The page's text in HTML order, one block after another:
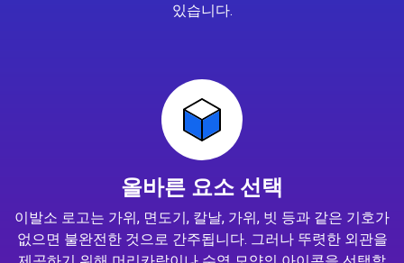
있습니다.
올바른 요소 선택
이발소 로고는 가위, 면도기, 칼날, 가위, 빗 등과 같은 기호가
없으면 불완전한 것으로 간주됩니다. 그러나 뚜렷한 외관을